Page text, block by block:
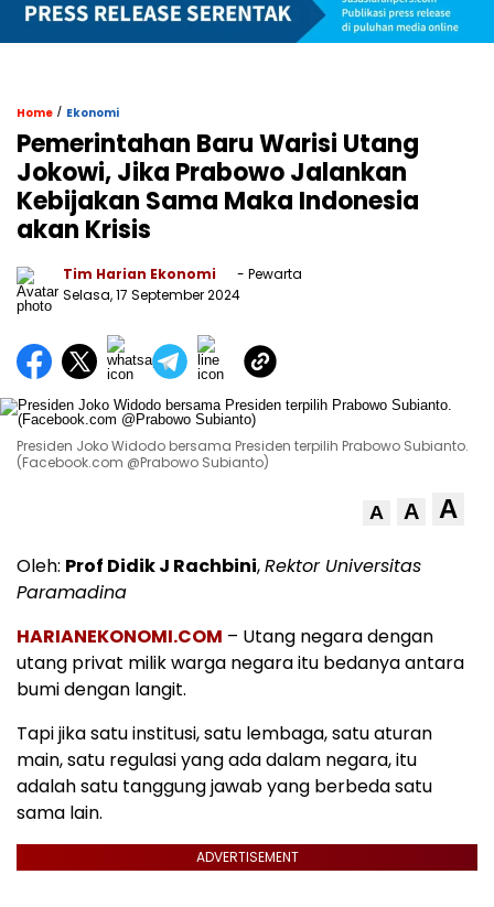
Home / Ekonomi
Pemerintahan Baru Warisi Utang
Jokowi, Jika Prabowo Jalankan
Kebijakan Sama Maka Indonesia
akan Krisis
Tim Harian Ekonomi
- Pewarta
Selasa, 17 September 2024
Presiden Joko Widodo bersama Presiden terpilih Prabowo Subianto.
(Facebook.com @Prabowo Subianto)
A A A
Oleh: Prof Didik J Rachbini,Rektor Universitas
Paramadina
HARIANEKONOMI.COM – Utang negara dengan
utang privat milik warga negara itu bedanya antara
bumi dengan langit.
Tapi jika satu institusi, satu lembaga, satu aturan
main, satu regulasi yang ada dalam negara, itu
adalah satu tanggung jawab yang berbeda satu
sama lain.
ADVERTISEMENT